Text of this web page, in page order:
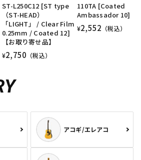
ST-L250C12 [ST type
（ST-HEAD）
「LIGHT」 / Clear Film
0.25mm / Coated 12]
【お取り寄せ品】
¥2,750 （税込）
110TA [Coated
Ambassador 10]
¥2,552 （税込）
アコギ/エレアコ